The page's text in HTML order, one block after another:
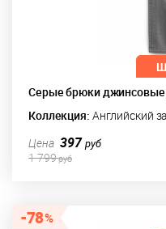
Серые брюки джинсовые
Коллекция: Английский
Цена 397руб
1 799руб
78